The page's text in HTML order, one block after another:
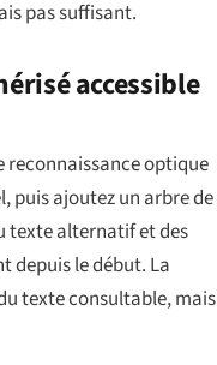
pas suffisant.
accessible
reconnaissance optique
puis ajoutez un arbre de
texte alternatif et des
depuis le début. La
texte consultable, mais